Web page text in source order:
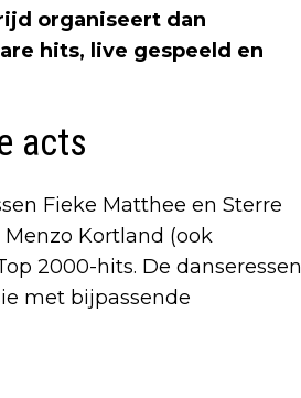
organiseert dan
hits, live gespeeld en
acts
Fieke Matthee en Sterre
Kortland (ook
2000-hits. De danseressen
met bijpassende